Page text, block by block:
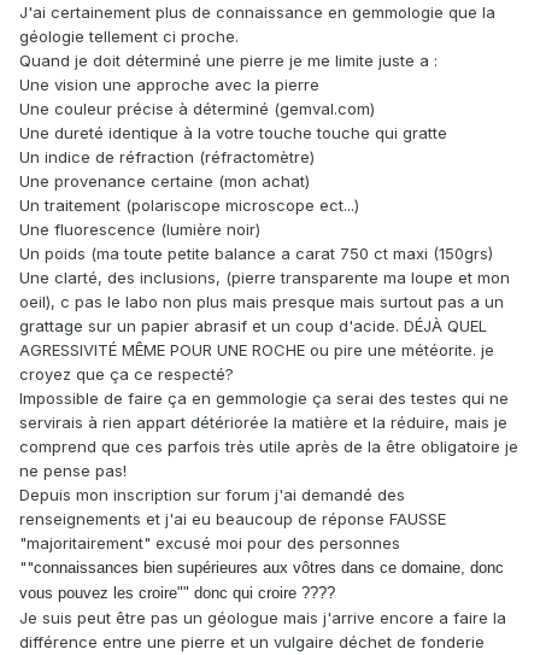
J'ai certainement plus de connaissance en gemmologie que la
géologie tellement ci proche.
Quand je doit déterminé une pierre je me limite juste a :
Une vision une approche avec la pierre
Une couleur précise à déterminé (gemval.com)
Une dureté identique à la votre touche touche qui gratte
Un indice de réfraction (réfractomètre)
Une provenance certaine (mon achat)
Un traitement (polariscope microscope ect...)
Une fluorescence (lumière noir)
Un poids (ma toute petite balance a carat 750 ct maxi (150grs)
Une clarté, des inclusions, (pierre transparente ma loupe et mon
oeil), c pas le labo non plus mais presque mais surtout pas a un
grattage sur un papier abrasif et un coup d'acide. DÉJÀ QUEL
AGRESSIVITÉ MÊME POUR UNE ROCHE ou pire une météorite. je
croyez que ça ce respecté?
Impossible de faire ça en gemmologie ça serai des testes qui ne
servirais à rien appart détériorée la matière et la réduire, mais je
comprend que ces parfois très utile après de la être obligatoire je
ne pense pas!
Depuis mon inscription sur forum j'ai demandé des
renseignements et j'ai eu beaucoup de réponse FAUSSE
"majoritairement" excusé moi pour des personnes
""connaissances bien supérieures aux vôtres dans ce domaine, donc
vous pouvez les croire"" donc qui croire ????
Je suis peut être pas un géologue mais j'arrive encore a faire la
différence entre une pierre et un vulgaire déchet de fonderie